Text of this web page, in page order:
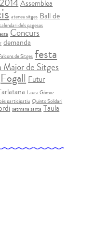
Assemblea
ateneu sitges Ball de
dels pagesos
Concurs
demanda
de Sitges festa
Major de Sitges
Fogall Futur
Laura Gómez
participatiu Quinto Solidari
setmana santa Taula